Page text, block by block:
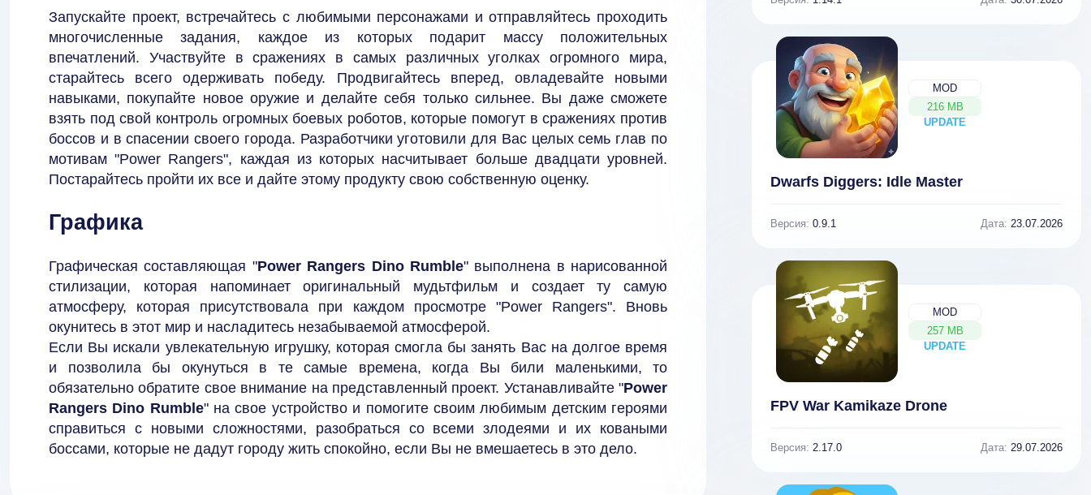
Запускайте проект, встречайтесь с любимыми персонажами и отправляйтесь проходить
многочисленные задания, каждое из которых подарит массу положительных
впечатлений. Участвуйте в сражениях в самых различных уголках огромного мира,
старайтесь всего одерживать победу. Продвигайтесь вперед, овладевайте новыми
навыками, покупайте новое оружие и делайте себя только сильнее. Вы даже сможете
взять под свой контроль огромных боевых роботов, которые помогут в сражениях против
боссов и в спасении своего города. Разработчики уготовили для Вас целых семь глав по
мотивам "Power Rangers", каждая из которых насчитывает больше двадцати уровней.
Постарайтесь пройти их все и дайте этому продукту свою собственную оценку.
Графика
Графическая составляющая "Power Rangers Dino Rumble" выполнена в нарисованной
стилизации, которая напоминает оригинальный мудьтфильм и создает ту самую
атмосферу, которая присутствовала при каждом просмотре "Power Rangers". Вновь
окунитесь в этот мир и насладитесь незабываемой атмосферой.
Если Вы искали увлекательную игрушку, которая смогла бы занять Вас на долгое время
и позволила бы окунуться в те самые времена, когда Вы били маленькими, то
обязательно обратите свое внимание на представленный проект. Устанавливайте "Power
Rangers Dino Rumble" на свое устройство и помогите своим любимым детским героями
справиться с новыми сложностями, разобраться со всеми злодеями и их коваными
боссами, которые не дадут городу жить спокойно, если Вы не вмешаетесь в это дело.
MOD
216 MB
UPDATE
NEW
Dwarfs Diggers: Idle Master
Версия: 0.9.1 Дата: 23.07.2026
MOD
257 MB
UPDATE
NEW
FPV War Kamikaze Drone
Версия: 2.17.0 Дата: 29.07.2026